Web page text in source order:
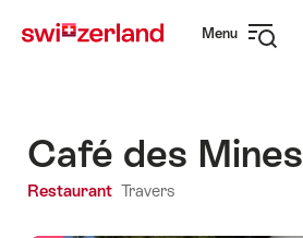
navigation
Menu
Café des Mines
Restaurant Travers